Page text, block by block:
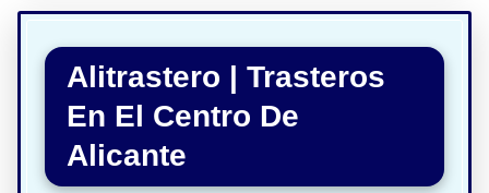
Alitrastero | Trasteros
En El Centro De
Alicante